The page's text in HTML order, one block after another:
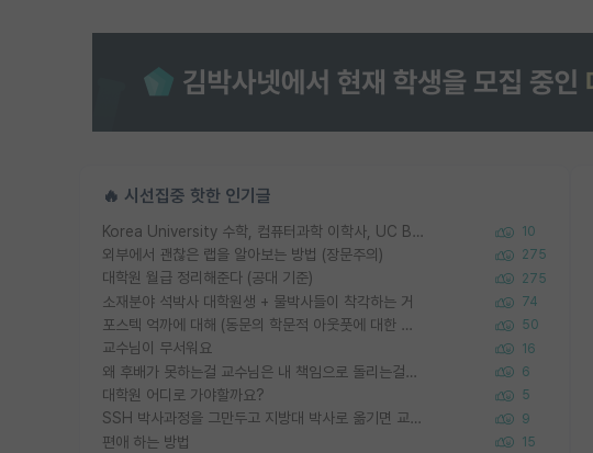
🔥 시선집중 핫한 인기글
Korea University 수학, 컴퓨터과학 이학사, UC Berkeley 산업공학 대학원 공학박사가 되는 것은 쉽지 않겠죠? 10
외부에서 괜찮은 랩을 알아보는 방법 (장문주의) 275
대학원 월급 정리해준다 (공대 기준) 275
소재분야 석박사 대학원생 + 물박사들이 착각하는 거 74
포스텍 억까에 대해 (동문의 학문적 아웃풋에 대한 반박) 50
교수님이 무서워요 16
왜 후배가 못하는걸 교수님은 내 책임으로 돌리는걸까요? 6
대학원 어디로 가야할까요? 5
SSH 박사과정을 그만두고 지방대 박사로 옮기면 교수의 꿈은 끝일까요? 9
편애 하는 방법 15